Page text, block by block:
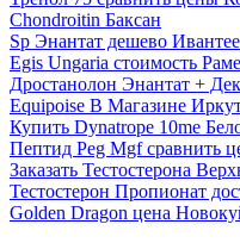
Chondroitin Баксан
Sp Энантат дешево
Egis Ungaria стоимость
Дростанолон Энантат +
Equipoise В Магазине
Купить Dynatrope 10me
Пептид Peg Mgf сравнить
Заказать Тестостерона
Тестостерон Пропионат
Golden Dragon цена